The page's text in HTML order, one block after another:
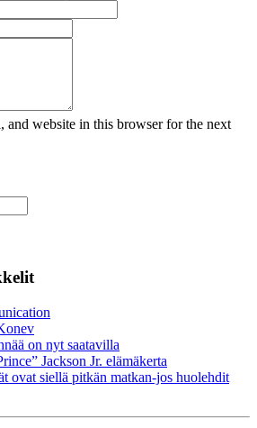
and website in this browser for the next
on nyt saatavilla
Jackson Jr. elämäkerta
ovat siellä pitkän matkan-jos huolehdit